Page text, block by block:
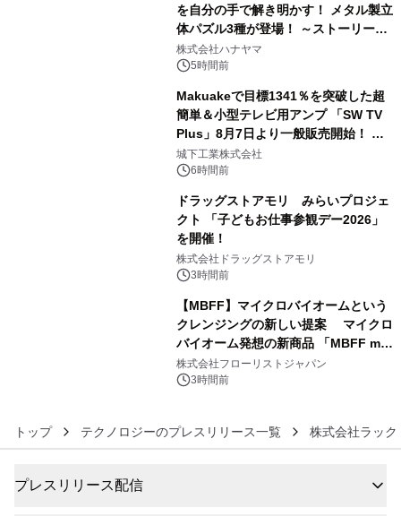
を自分の手で解き明かす！ メタル製立
体パズル3種が登場！ ～ストーリーと
ギミックが融合した 大人の体験型パズ
ルが8月7日(金)12時より先行予約受付
株式会社ハナヤマ
5時間前
Makuakeで目標1341％を突破した超
簡単＆小型テレビ用アンプ 「SW TV
Plus」8月7日より一般販売開始！ ケ
ーブル1本つなぐだけ、テレビの音が
ぐっと豊かに
城下工業株式会社
6時間前
ドラッグストアモリ みらいプロジェ
クト 「子どもお仕事参観デー2026」
を開催！
株式会社ドラッグストアモリ
3時間前
【MBFF】マイクロバイオームという
クレンジングの新しい提案 マイクロ
バイオーム発想の新商品 「MBFF mb
クレンジングPRO」を2026年8月6日
発売
株式会社フローリストジャパン
3時間前
トップ テクノロジーのプレスリリース一覧 株式会社ラック
プレスリリース配信